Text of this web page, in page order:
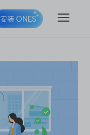
安装 ONES